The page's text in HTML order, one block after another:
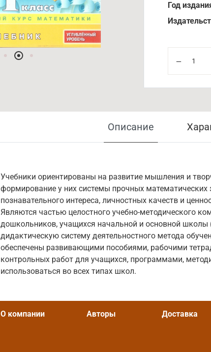
Год
Описание
Учебники ориентированы на развитие мышления и
формирование у них системы прочных математических
познавательного интереса, личностных качеств и
Являются частью целостного учебно-методического
дошкольников, учащихся начальной и основной школы
дидактическую систему деятельностного метода
обеспечены развивающими пособиями, рабочими
контрольных работ для учащихся, программами,
использоваться во всех типах школ.
О компании Авторы Доставка